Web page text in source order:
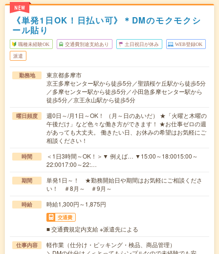
NEW
《単発1日OK！日払い可》＊DMのモクモクシ
ール貼り
職種未経験OK 交通費別途支給あり 土日祝日が休み WEB登録OK
派遣
勤務地
東京都多摩市
京王多摩センター駅から徒歩5分／聖蹟桜ケ丘駅から徒歩5分
／多摩センター駅から徒歩5分／小田急多摩センター駅から
徒歩5分／京王永山駅から徒歩5分
曜日頻度
週0日～/月1日～OK！ （月～日のあいだ） ★「火曜と木曜の
午後だけ」など色々な働き方ができます！ ★お仕事ゼロの週
があっても大丈夫。 働きたい日、お休みの希望はお気軽にご
相談ください！
時間
＜1日3時間～OK！＞▼ 例えば… ▼15:00～18:0015:00～
22:0017:00～22:…
期間
単発1日～！ ★勤務開始日や期間はお気軽にご相談くださ
い！ ＃8月～ ＃9月～
時給 時給1,300円～1,875円
交通費
■ 交通費規定内支給 ※派遣先による
仕事内容
軽作業（仕分け・ピッキング・検品、商品管理）